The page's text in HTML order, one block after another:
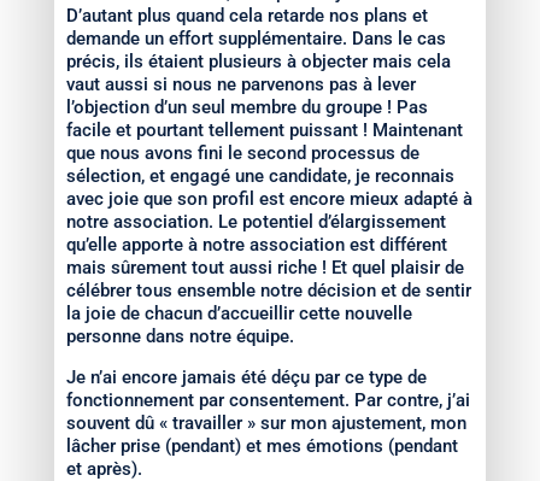
D’autant plus quand cela retarde nos plans et
demande un effort supplémentaire. Dans le cas
précis, ils étaient plusieurs à objecter mais cela
vaut aussi si nous ne parvenons pas à lever
l’objection d’un seul membre du groupe ! Pas
facile et pourtant tellement puissant ! Maintenant
que nous avons fini le second processus de
sélection, et engagé une candidate, je reconnais
avec joie que son profil est encore mieux adapté à
notre association. Le potentiel d’élargissement
qu’elle apporte à notre association est différent
mais sûrement tout aussi riche ! Et quel plaisir de
célébrer tous ensemble notre décision et de sentir
la joie de chacun d’accueillir cette nouvelle
personne dans notre équipe.
Je n’ai encore jamais été déçu par ce type de
fonctionnement par consentement. Par contre, j’ai
souvent dû « travailler » sur mon ajustement, mon
lâcher prise (pendant) et mes émotions (pendant
et après).